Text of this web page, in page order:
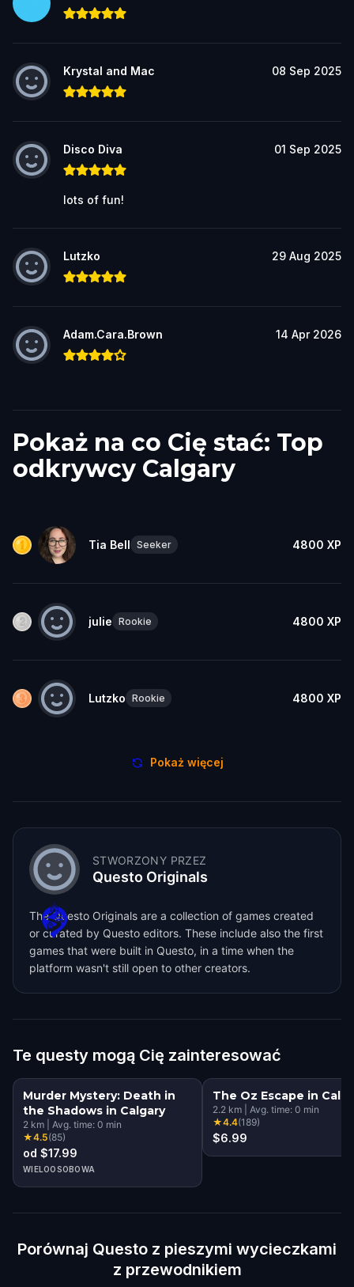
Krystal and Mac 08 Sep 2025
Disco Diva 01 Sep 2025
lots of fun!
Lutzko 29 Aug 2025
Adam.Cara.Brown 14 Apr 2026
Pokaż na co Cię stać: Top
odkrywcy Calgary
Tia Bell Seeker 4800 XP
julie Rookie 4800 XP
Lutzko Rookie 4800 XP
Pokaż więcej
STWORZONY PRZEZ
Questo Originals
The Questo Originals are a collection of games created
or curated by Questo editors. These include also the first
games that were built in Questo, in a time when the
platform wasn't still open to other creators.
Te questy mogą Cię zainteresować
Murder Mystery: Death in
the Shadows in Calgary
2 km Avg. time: 0 min
★4.5(85)
od $17.99
WIELOOSOBOWA
The Oz Escape in
2.2 km Avg. time: 0 min
★4.4(189)
$6.99
Porównaj Questo z pieszymi wycieczkami
z przewodnikiem